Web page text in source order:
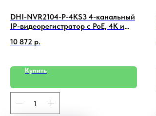
DHI-NVR2104-P-4KS3 4-канальный
IP-видеорегистратор с PoE, 4K и
10 872 р.
Купить